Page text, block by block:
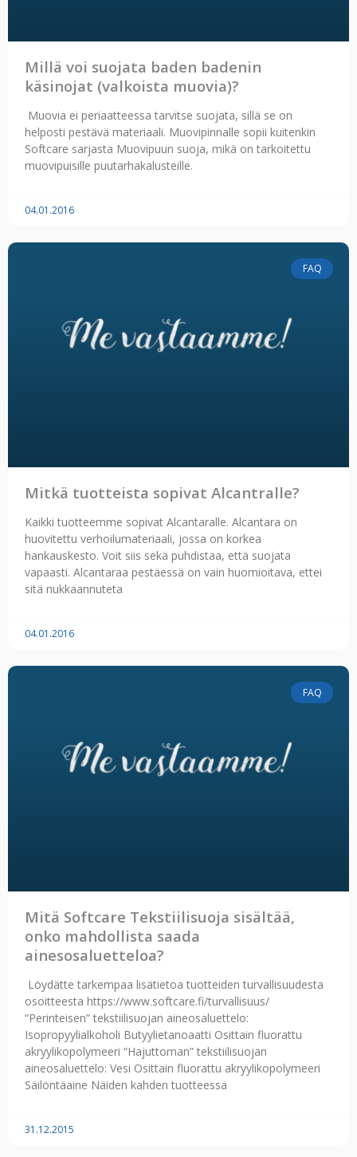
Millä voi suojata baden badenin
käsinojat (valkoista muovia)?
Muovia ei periaatteessa tarvitse suojata, sillä se on
helposti pestävä materiaali. Muovipinnalle sopii kuitenkin
Softcare sarjasta Muovipuun suoja, mikä on tarkoitettu
muovipuisille puutarhakalusteille.
04.01.2016
FAQ
Mitkä tuotteista sopivat Alcantralle?
Kaikki tuotteemme sopivat Alcantaralle. Alcantara on
huovitettu verhoilumateriaali, jossa on korkea
hankauskesto. Voit siis sekä puhdistaa, että suojata
vapaasti. Alcantaraa pestäessä on vain huomioitava, ettei
sitä nukkaannuteta
04.01.2016
FAQ
Mitä Softcare Tekstiilisuoja sisältää,
onko mahdollista saada
ainesosaluetteloa?
Löydätte tarkempaa lisätietoa tuotteiden turvallisuudesta
osoitteesta https://www.softcare.fi/turvallisuus/
“Perinteisen” tekstiilisuojan aineosaluettelo:
Isopropyylialkoholi Butyylietanoaatti Osittain fluorattu
akryylikopolymeeri “Hajuttoman” tekstiilisuojan
aineosaluettelo: Vesi Osittain fluorattu akryylikopolymeeri
Säilöntäaine Näiden kahden tuotteessa
31.12.2015